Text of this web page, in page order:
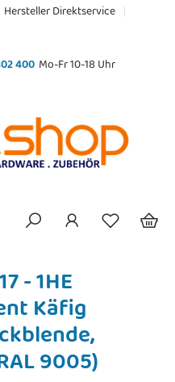
Hersteller Direktservice
400 Mo-Fr 10-18 Uhr
- 1HE
Käfig
9005)